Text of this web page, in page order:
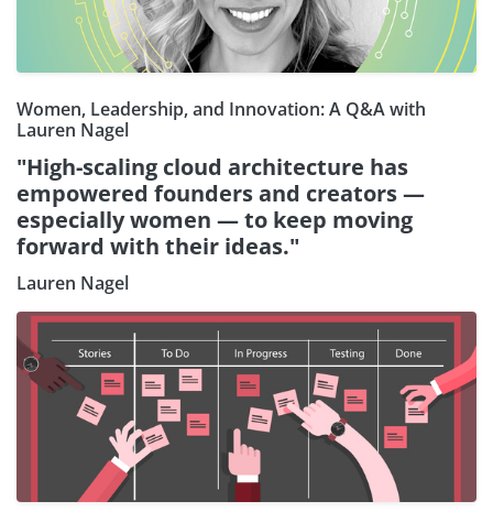
Women, Leadership, and Innovation: A Q&A with
Lauren Nagel
"High-scaling cloud architecture has
empowered founders and creators —
especially women — to keep moving
forward with their ideas."
Lauren Nagel